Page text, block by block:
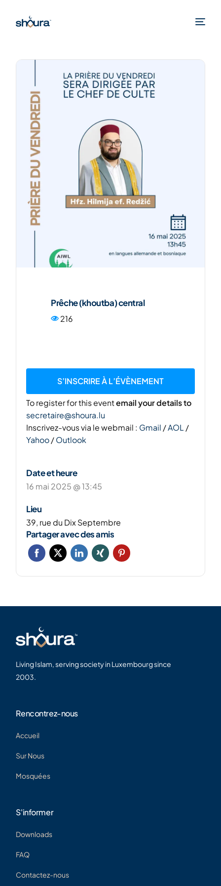
Prêche (khoutba) central
216
S’INSCRIRE À L’ÉVÈNEMENT
To register for this eventemail your details to
secretaire@shoura.lu
Inscrivez-vous via le webmail : Gmail /AOL /
Yahoo/Outlook
Date et heure
16 mai 2025 @ 13:45
Lieu
39, rue du Dix Septembre
Partager avec des amis
Living Islam, serving society in Luxembourg since
2003.
Rencontrez-nous
Accueil
Sur Nous
Mosquées
S'informer
Downloads
FAQ
Contactez-nous
ENG